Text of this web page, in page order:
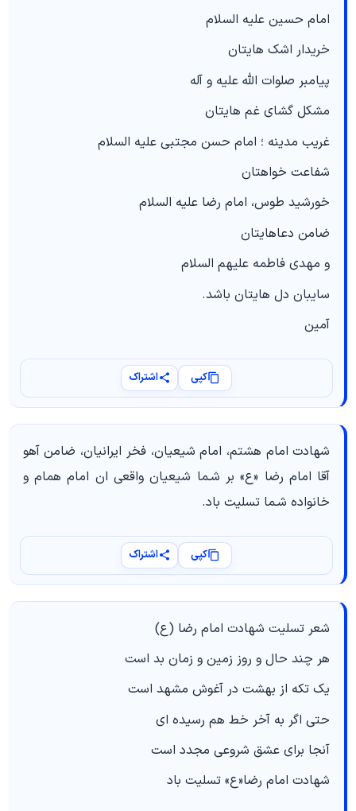
امام حسین علیه السلام
خریدار اشک هایتان
پیامبر صلوات الله علیه و آله
مشکل گشای غم هایتان
غریب مدینه ؛ امام حسن مجتبی علیه السلام
شفاعت خواهتان
خورشید طوس، امام رضا علیه السلام
ضامن دعاهایتان
و مهدی فاطمه علیهم السلام
سایبان دل هایتان باشد.
آمین
کپی اشتراک
شهادت امام هشتم، امام شیعیان، فخر ایرانیان، ضامن آهو
آقا امام رضا «ع» بر شـما شیعیان واقعی ان امام همام و
خانواده شـما تسلیت باد.
کپی اشتراک
شعر تسلیت شهادت امام رضا (ع)
هر چند حال و روز زمین و زمان بد است
یک تکه از بهشت در آغوش مشهد است
حتی اگر به آخر خط هم رسیده اي
آنجا برای عشق شروعی مجدد است
شهادت امام رضا«ع» تسلیت باد